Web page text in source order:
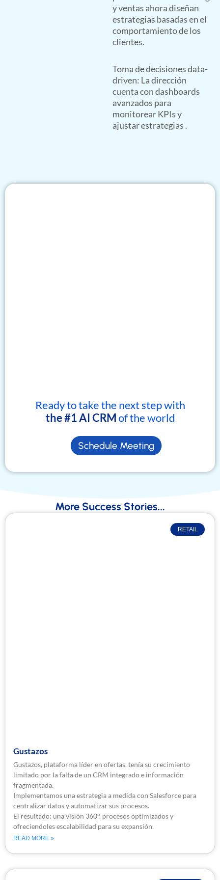
y ventas ahora diseñan
estrategias basadas en el
comportamiento de los
clientes.
Toma de decisiones data-
driven: La dirección
cuenta con dashboards
avanzados para
monitorear KPIs y
ajustar estrategias .
Ready to take the next step with
the #1 AI CRMof the world
Schedule Meeting
More Success Stories...
RETAIL
Gustazos
Gustazos, plataforma líder en ofertas, tenía su crecimiento
limitado por la falta de un CRM integrado e información
fragmentada.
Implementamos una estrategia a medida con Salesforce para
centralizar datos y automatizar sus procesos.
El resultado: una visión 360°, procesos optimizados y
ofreciendoles escalabilidad para su expansión.
READ MORE »